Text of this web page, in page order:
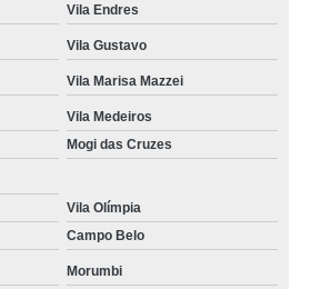
Vila Endres
Vila Gustavo
Vila Marisa Mazzei
Vila Medeiros
Mogi das Cruzes
Vila Olímpia
Campo Belo
Morumbi